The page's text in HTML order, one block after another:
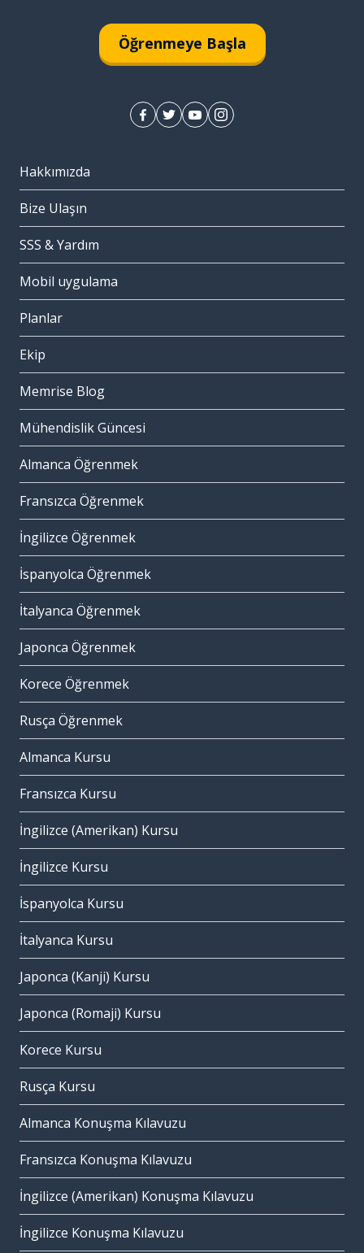
Öğrenmeye Başla
Hakkımızda
Bize Ulaşın
SSS & Yardım
Mobil uygulama
Planlar
Ekip
Memrise Blog
Mühendislik Güncesi
Almanca Öğrenmek
Fransızca Öğrenmek
İngilizce Öğrenmek
İspanyolca Öğrenmek
İtalyanca Öğrenmek
Japonca Öğrenmek
Korece Öğrenmek
Rusça Öğrenmek
Almanca Kursu
Fransızca Kursu
İngilizce (Amerikan) Kursu
İngilizce Kursu
İspanyolca Kursu
İtalyanca Kursu
Japonca (Kanji) Kursu
Japonca (Romaji) Kursu
Korece Kursu
Rusça Kursu
Almanca Konuşma Kılavuzu
Fransızca Konuşma Kılavuzu
İngilizce (Amerikan) Konuşma Kılavuzu
İngilizce Konuşma Kılavuzu